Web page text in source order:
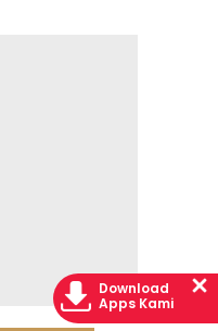
Download
Apps Kami